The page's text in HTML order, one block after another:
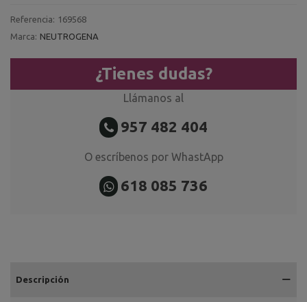
Referencia: 169568
Marca: NEUTROGENA
¿Tienes dudas?
Llámanos al
957 482 404
O escríbenos por WhastApp
618 085 736
Descripción